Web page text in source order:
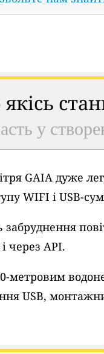
у
GAIA дуже
WIFI і USB-
через API.
метровим
USB,